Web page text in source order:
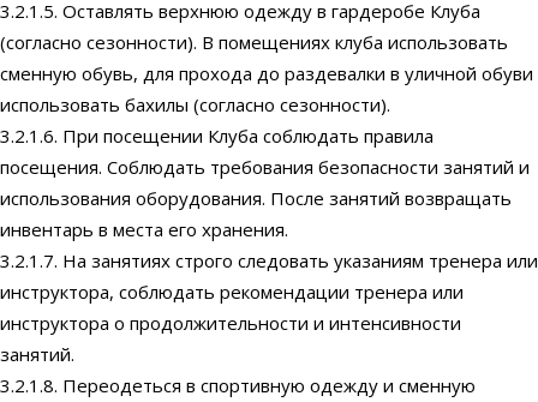
3.2.1.5. Оставлять верхнюю одежду в гардеробе Клуба
(согласно сезонности). В помещениях клуба использовать
сменную обувь, для прохода до раздевалки в уличной обуви
использовать бахилы (согласно сезонности).
3.2.1.6. При посещении Клуба соблюдать правила
посещения. Соблюдать требования безопасности занятий и
использования оборудования. После занятий возвращать
инвентарь в места его хранения.
3.2.1.7. На занятиях строго следовать указаниям тренера или
инструктора, соблюдать рекомендации тренера или
инструктора о продолжительности и интенсивности
занятий.
3.2.1.8. Переодеться в спортивную одежду и сменную